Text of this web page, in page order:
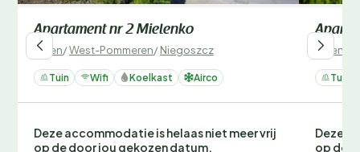
Apartament nr 2 Mielenko
Polen/West-Pommeren/Niegoszcz
Tuin Wifi Koelkast Airco
Deze accommodatie is helaas niet meer vrij
op de door jou gekozen datum.
Polen
Tuin
Deze
op de